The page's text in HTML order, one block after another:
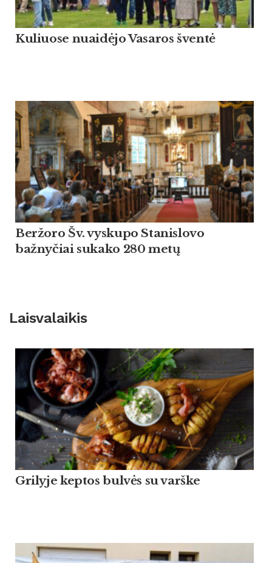
Kuliuose nuaidėjo Vasaros šventė
Beržoro Šv. vyskupo Stanislovo
bažnyčiai sukako 280 metų
Laisvalaikis
Grilyje keptos bulvės su varške